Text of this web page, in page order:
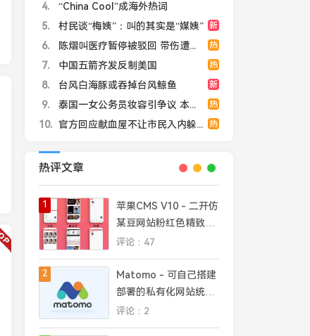
4
“China Cool”成海外热词
5
新
村民谈“梅姨”：叫的其实是“媒姨”
6
热
陈熠叫医疗暂停被驳回 带伤遭逆转
7
热
中国五箭齐发反制美国
8
新
台风白海豚或吞掉台风鲸鱼
9
热
泰国一女公务员妆容引争议 本人回应
10
热
官方回应献血屋不让市民入内躲雨
热评文章
1
苹果CMS V10 - 二开仿
某豆网站粉红色精致模
板
评论：47
2
Matomo - 可自己搭建
部署的私有化网站统计
平台，完全掌控网站数
据安全和隐私
评论：2